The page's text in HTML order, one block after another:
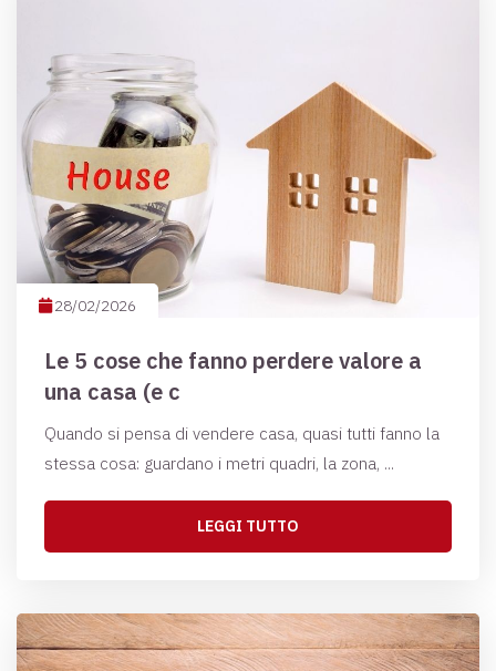
28/02/2026
Le 5 cose che fanno perdere valore a
una casa (e c
Quando si pensa di vendere casa, quasi tutti fanno la
stessa cosa: guardano i metri quadri, la zona, ...
LEGGI TUTTO